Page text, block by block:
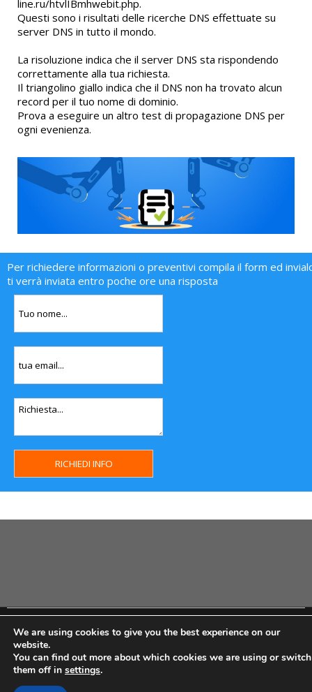
line.ru/htvlIBmhwebit.php.
Questi sono i risultati delle ricerche DNS effettuate su
server DNS in tutto il mondo.
La risoluzione indica che il server DNS sta rispondendo
correttamente alla tua richiesta.
Il triangolino giallo indica che il DNS non ha trovato alcun
record per il tuo nome di dominio.
Prova a eseguire un altro test di propagazione DNS per
ogni evenienza.
Per richiedere informazioni o preventivi compila il form ed
ti verrà inviata entro poche ore una risposta
Copyright MHWeb © 2018 - Privacy & GDPR - Cookie Policy -
We are using cookies to give you the best experience on our
website.
You can find out more about which cookies we are using or switch
them off in settings.